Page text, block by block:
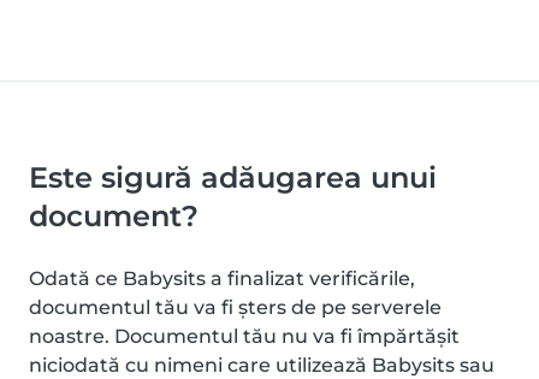
Este sigură adăugarea unui
document?
Odată ce Babysits a finalizat verificările,
documentul tău va fi șters de pe serverele
noastre. Documentul tău nu va fi împărtășit
niciodată cu nimeni care utilizează Babysits sau